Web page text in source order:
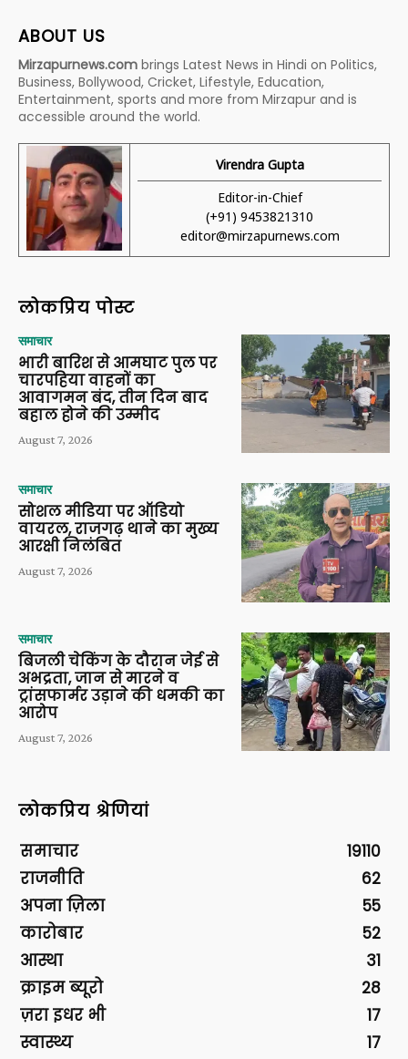
ABOUT US
Mirzapurnews.com brings Latest News in Hindi on Politics,
Business, Bollywood, Cricket, Lifestyle, Education,
Entertainment, sports and more from Mirzapur and is
accessible around the world.
Virendra Gupta
Editor-in-Chief
(+91) 9453821310
editor@mirzapurnews.com
लोकप्रिय पोस्ट
समाचार
भारी बारिश से आमघाट पुल पर
चारपहिया वाहनों का
आवागमन बंद, तीन दिन बाद
बहाल होने की उम्मीद
August 7, 2026
समाचार
सोशल मीडिया पर ऑडियो
वायरल, राजगढ़ थाने का मुख्य
आरक्षी निलंबित
August 7, 2026
समाचार
बिजली चेकिंग के दौरान जेई से
अभद्रता, जान से मारने व
ट्रांसफार्मर उड़ाने की धमकी का
आरोप
August 7, 2026
लोकप्रिय श्रेणियां
समाचार
19110
राजनीति
62
अपना ज़िला
55
कारोबार
52
आस्था
31
क्राइम ब्यूरो
28
ज़रा इधर भी
17
स्वास्थ्य
17